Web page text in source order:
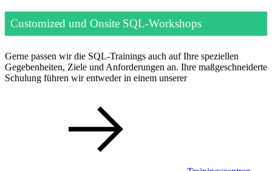
Customized und Onsite SQL-Workshops
Gerne passen wir die SQL-Trainings auch auf Ihre speziellen
Gegebenheiten, Ziele und Anforderungen an. Ihre maßgeschneiderte
Schulung führen wir entweder in einem unserer